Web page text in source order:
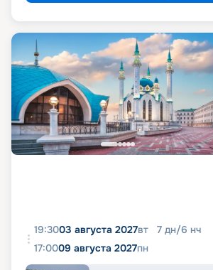
19:3003 августа 2027вт 7 дн/6 нч
17:0009 августа 2027пн